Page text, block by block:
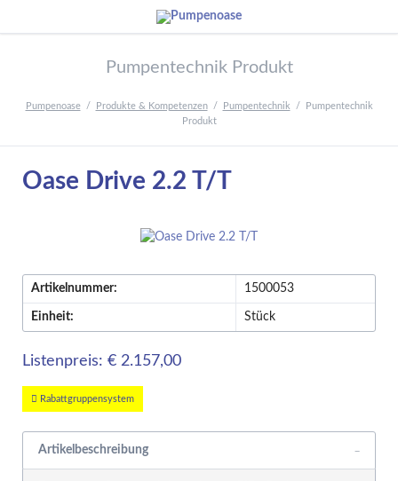
Pumpentechnik Produkt
Pumpenoase Produkte & Kompetenzen Pumpentechnik
Pumpentechnik
Produkt
Oase Drive 2.2 T/T
Artikelnummer: 1500053
Einheit: Stück
Listenpreis: € 2.157,00
Rabattgruppensystem
Artikelbeschreibung